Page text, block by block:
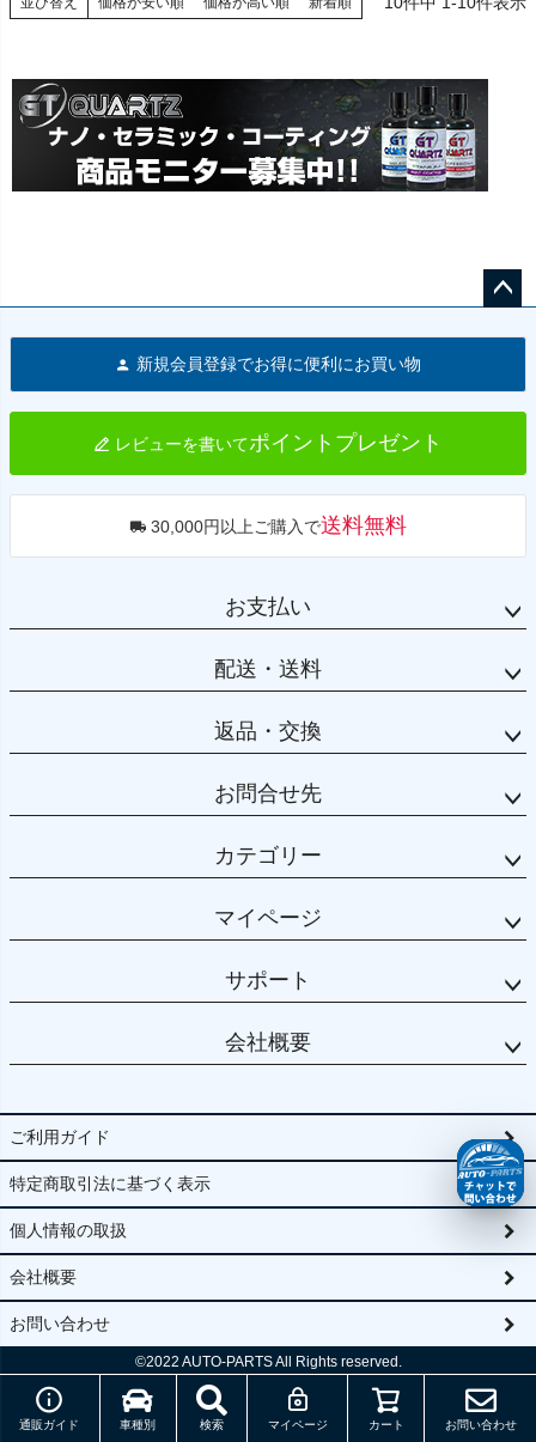
通販ガイド 車種別 検索 マイページ カート お問い合わせ
へ
新規会員登録でお得に便利にお買い物
レビューを書いてポイントプレゼント
30,000円以上ご購入で送料無料
お支払い
配送・送料
返品・交換
お問合せ先
カテゴリー
マイページ
サポート
会社概要
ご利用ガイド
特定商取引法に基づく表示
個人情報の取扱
会社概要
お問い合わせ
©2022 AUTO-PARTS All Rights reserved.